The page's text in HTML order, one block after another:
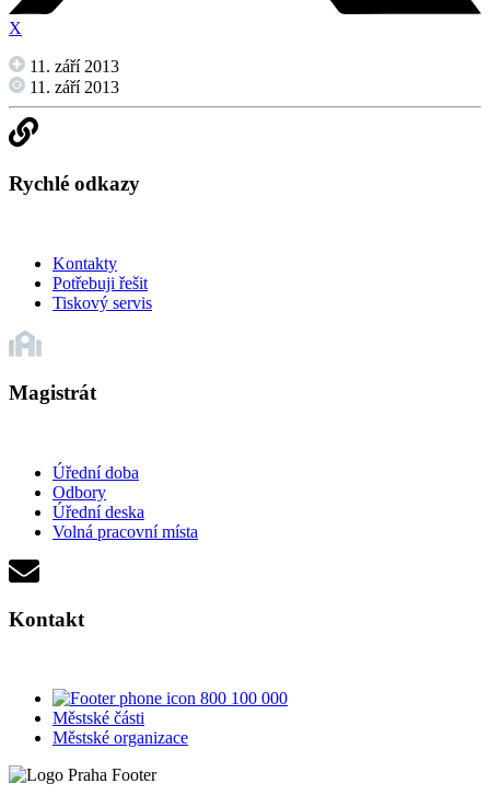
X
11. září 2013
11. září 2013
Rychlé odkazy
Kontakty
Potřebuji řešit
Tiskový servis
Magistrát
Úřední doba
Odbory
Úřední deska
Volná pracovní místa
Kontakt
800 100 000
Městské části
Městské organizace